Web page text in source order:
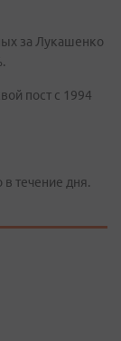
за Лукашенко
пост с 1994
в течение дня.